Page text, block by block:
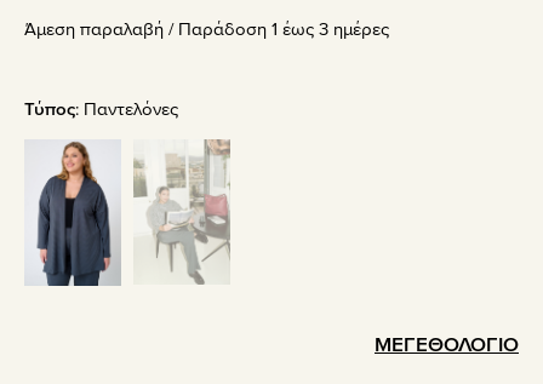
was:
τιμή
Άμεση παραλαβή / Παράδoση 1 έως 3 ημέρες
Τύπος: Παντελόνες
ΜΕΓΕΘΟΛΟΓΙΟ